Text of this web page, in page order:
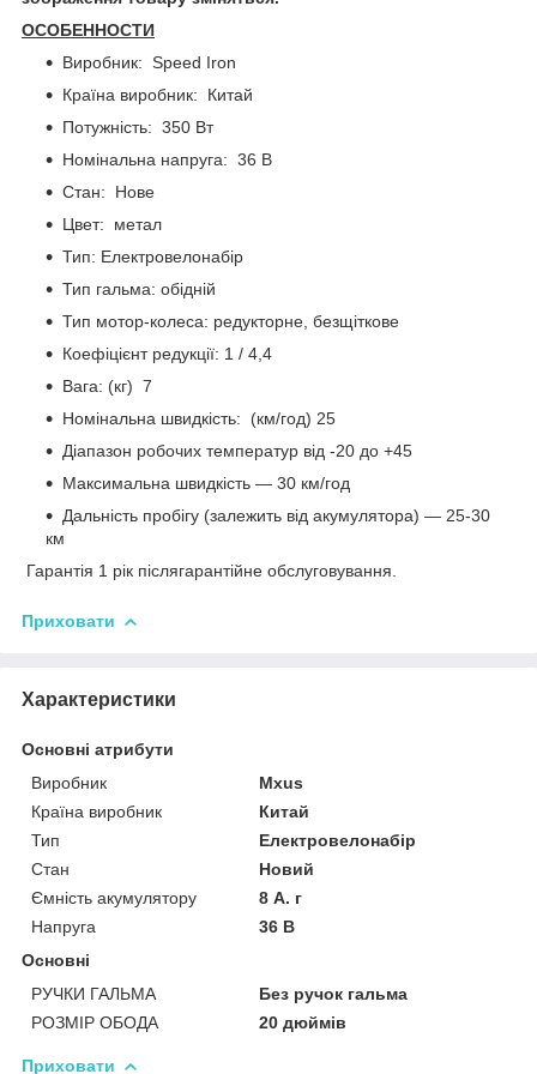
ОСОБЕННОСТИ
Виробник: Speed Iron
Країна виробник: Китай
Потужність: 350 Вт
Номінальна напруга: 36 В
Стан: Нове
Цвет: метал
Тип: Електровелонабір
Тип гальма: обідній
Тип мотор-колеса: редукторне, безщіткове
Коефіцієнт редукції: 1 / 4,4
Вага: (кг) 7
Номінальна швидкість: (км/год) 25
Діапазон робочих температур від -20 до +45
Максимальна швидкість — 30 км/год
Дальність пробігу (залежить від акумулятора) — 25-30
км
Гарантія 1 рік післягарантійне обслуговування.
Приховати
Характеристики
Основні атрибути
Виробник
Mxus
Країна виробник
Китай
Тип
Електровелонабір
Стан
Новий
Ємність акумулятору
8 А. г
Напруга
36 В
Основні
РУЧКИ ГАЛЬМА
Без ручок гальма
РОЗМІР ОБОДА
20 дюймів
Приховати